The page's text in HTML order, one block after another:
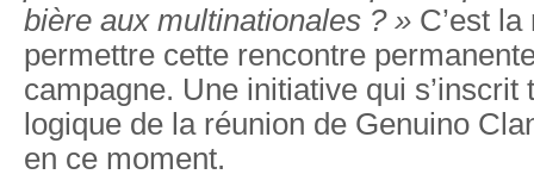
bière aux multinationales ? » C’est
permettre cette rencontre
campagne. Une initiative qui s’inscrit
logique de la réunion de Genuino
en ce moment.